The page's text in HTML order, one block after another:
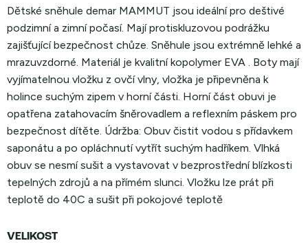
Dětské sněhule demar MAMMUT jsou ideální pro deštivé
podzimní a zimní počasí. Mají protiskluzovou podrážku
zajišťující bezpečnost chůze. Sněhule jsou extrémně lehké a
mrazuvzdorné. Materiál je kvalitní kopolymer EVA . Boty mají
vyjímatelnou vložku z ovčí vlny, vložka je připevněna k
holince suchým zipem v horní části. Horní část obuvi je
opatřena zatahovacím šněrovadlem a reflexním páskem pro
bezpečnost dítěte. Údržba: Obuv čistit vodou s přídavkem
saponátu a po opláchnutí vytřít suchým hadříkem. Vlhká
obuv se nesmí sušit a vystavovat v bezprostřední blízkosti
tepelných zdrojů a na přímém slunci. Vložku lze prát při
teplotě do 40C a sušit při pokojové teplotě
VELIKOST